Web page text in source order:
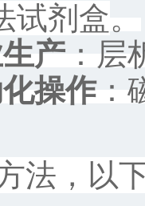
试剂盒。
产： 层
操作：
法，以